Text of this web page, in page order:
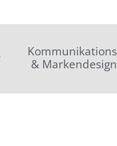
& Markendesign